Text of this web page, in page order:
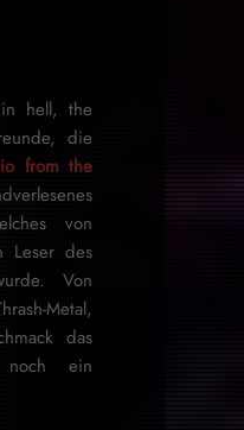
hell, the
die
from the
von
Leser des
Von
Metal,
das
noch ein